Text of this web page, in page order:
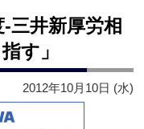
三井新厚労相
す」
2012年10月10日 (水)